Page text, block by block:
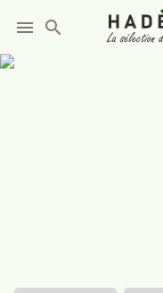
menu search